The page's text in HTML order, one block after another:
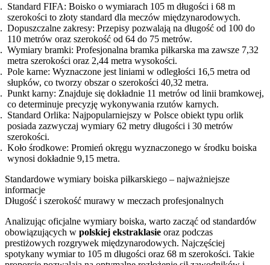
Standard FIFA: Boisko o wymiarach 105 m długości i 68 m
szerokości to złoty standard dla meczów międzynarodowych.
Dopuszczalne zakresy: Przepisy pozwalają na długość od 100 do
110 metrów oraz szerokość od 64 do 75 metrów.
Wymiary bramki: Profesjonalna bramka piłkarska ma zawsze 7,32
metra szerokości oraz 2,44 metra wysokości.
Pole karne: Wyznaczone jest liniami w odległości 16,5 metra od
słupków, co tworzy obszar o szerokości 40,32 metra.
Punkt karny: Znajduje się dokładnie 11 metrów od linii bramkowej,
co determinuje precyzję wykonywania rzutów karnych.
Standard Orlika: Najpopularniejszy w Polsce obiekt typu orlik
posiada zazwyczaj wymiary 62 metry długości i 30 metrów
szerokości.
Koło środkowe: Promień okręgu wyznaczonego w środku boiska
wynosi dokładnie 9,15 metra.
Standardowe wymiary boiska piłkarskiego – najważniejsze
informacje
Długość i szerokość murawy w meczach profesjonalnych
Analizując oficjalne wymiary boiska, warto zacząć od standardów
obowiązujących w polskiej ekstraklasie oraz podczas
prestiżowych rozgrywek międzynarodowych. Najczęściej
spotykany wymiar to 105 m długości oraz 68 m szerokości. Takie